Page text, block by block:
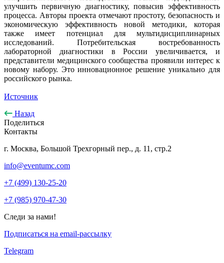
улучшить первичную диагностику, повысив эффективность
процесса. Авторы проекта отмечают простоту, безопасность и
экономическую эффективность новой методики, которая
также имеет потенциал для мультидисциплинарных
исследований. Потребительская востребованность
лабораторной диагностики в России увеличивается, и
представители медицинского сообщества проявили интерес к
новому набору. Это инновационное решение уникально для
российского рынка.
Источник
Назад
Поделиться
Контакты
г. Москва, Большой Трехгорный пер., д. 11, стр.2
info@eventumc.com
+7 (499) 130-25-20
+7 (985) 970-47-30
Следи за нами!
Подписаться на email-рассылку
Telegram